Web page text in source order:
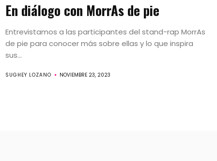
En diálogo con MorrAs de pie
Entrevistamos a las participantes del stand-rap MorrAs
de pie para conocer más sobre ellas y lo que inspira
sus...
SUGHEY LOZANO NOVIEMBRE 23, 2023